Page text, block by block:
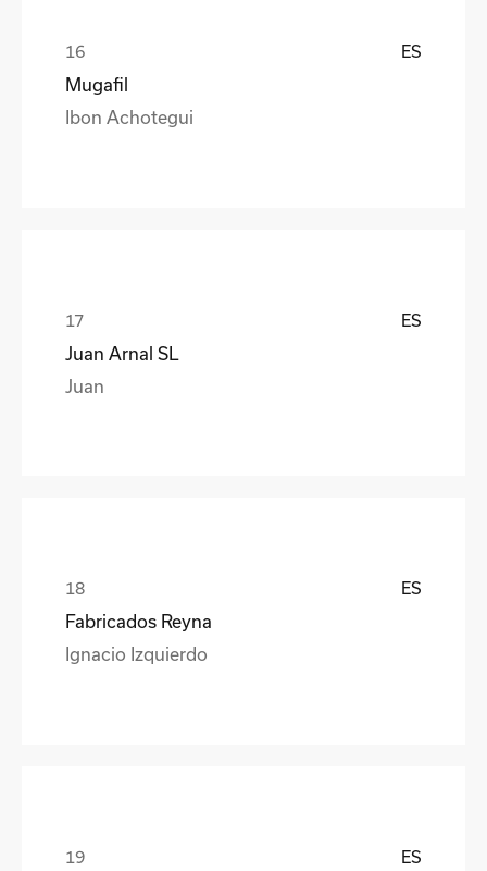
ES
Mugafil
Ibon Achotegui
ES
Juan Arnal SL
Juan
ES
Fabricados Reyna
Ignacio Izquierdo
ES